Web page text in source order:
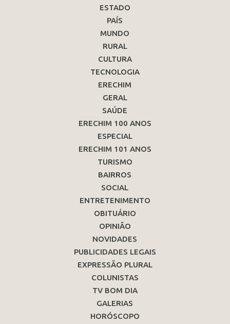
ESTADO
PAÍS
MUNDO
RURAL
CULTURA
TECNOLOGIA
ERECHIM
GERAL
SAÚDE
ERECHIM 100 ANOS
ESPECIAL
ERECHIM 101 ANOS
TURISMO
BAIRROS
SOCIAL
ENTRETENIMENTO
OBITUÁRIO
OPINIÃO
NOVIDADES
PUBLICIDADES LEGAIS
EXPRESSÃO PLURAL
COLUNISTAS
TV BOM DIA
GALERIAS
HORÓSCOPO